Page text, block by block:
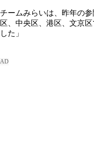
チームみらいは、昨年の
区、中央区、港区、文京
した」